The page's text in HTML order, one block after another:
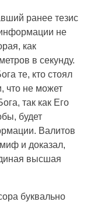
ранее тезис
не
как
в секунду.
те, кто стоял
что не может
так как Его
будет
Валитов
и доказал,
высшая
буквально